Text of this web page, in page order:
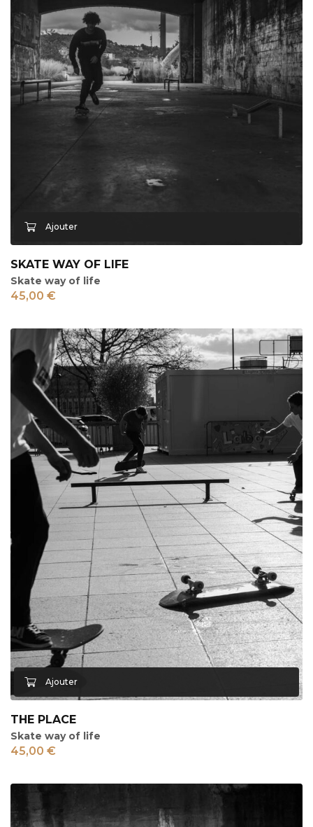
SKATE WAY OF LIFE
Skate way of life
45,00 €
THE PLACE
Skate way of life
45,00 €